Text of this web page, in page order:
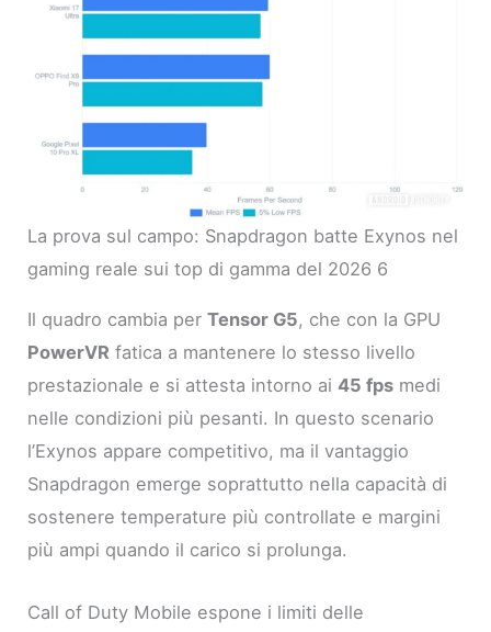
La prova sul campo: Snapdragon batte Exynos nel
gaming reale sui top di gamma del 2026 6
Il quadro cambia perTensor G5, che con la GPU
PowerVR fatica a mantenere lo stesso livello
prestazionale e si attesta intorno ai45 fps medi
nelle condizioni più pesanti. In questo scenario
l’Exynos appare competitivo, ma il vantaggio
Snapdragon emerge soprattutto nella capacità di
sostenere temperature più controllate e margini
più ampi quando il carico si prolunga.
Call of Duty Mobile espone i limiti delle